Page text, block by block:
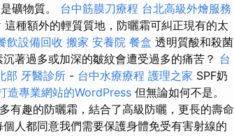
礦物質。 台中筋膜刀療程 台北高級外燴服務
這種額外的輕質質地，防曬霜可糾正現有的太
飲設備回收 搬家 安養院 餐盒 透明質酸和殺菌
著過多或加深的皺紋會遭受過多的痛苦？ 台
部 牙醫診所 - 台中水療療程 護理之家 SPF奶
造專業網站的WordPress 但無論如何不是。
有趣的防曬霜，結合了高級防曬，更長的壽命
人都同意我們需要保護身體免受有害射線的